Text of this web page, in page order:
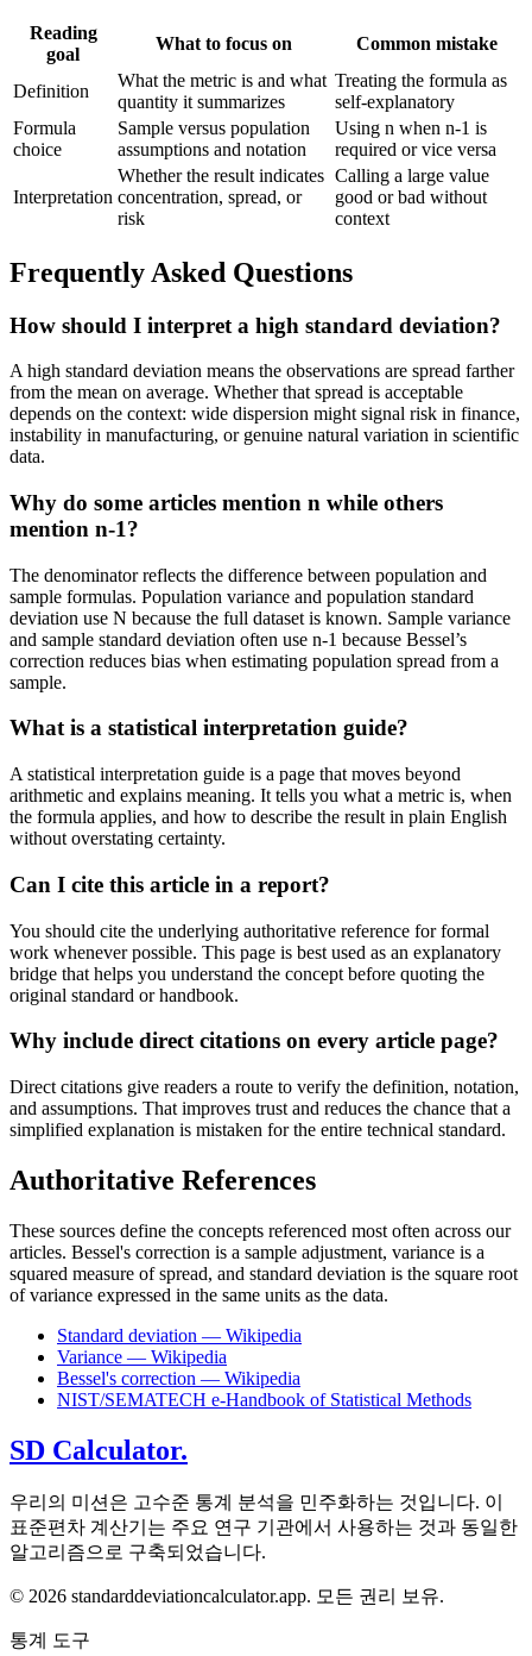
Reading
goal
What to focus on Common mistake
Definition
What the metric is and what
quantity it summarizes
Treating the formula as
self-explanatory
Formula
choice
Sample versus population
assumptions and notation
Using n when n-1 is
required or vice versa
Interpretation
Whether the result indicates
concentration, spread, or
risk
Calling a large value
good or bad without
context
Frequently Asked Questions
How should I interpret a high standard deviation?
A high standard deviation means the observations are spread farther
from the mean on average. Whether that spread is acceptable
depends on the context: wide dispersion might signal risk in finance,
instability in manufacturing, or genuine natural variation in scientific
data.
Why do some articles mention n while others
mention n-1?
The denominator reflects the difference between population and
sample formulas. Population variance and population standard
deviation use N because the full dataset is known. Sample variance
and sample standard deviation often use n-1 because Bessel’s
correction reduces bias when estimating population spread from a
sample.
What is a statistical interpretation guide?
A statistical interpretation guide is a page that moves beyond
arithmetic and explains meaning. It tells you what a metric is, when
the formula applies, and how to describe the result in plain English
without overstating certainty.
Can I cite this article in a report?
You should cite the underlying authoritative reference for formal
work whenever possible. This page is best used as an explanatory
bridge that helps you understand the concept before quoting the
original standard or handbook.
Why include direct citations on every article page?
Direct citations give readers a route to verify the definition, notation,
and assumptions. That improves trust and reduces the chance that a
simplified explanation is mistaken for the entire technical standard.
Authoritative References
These sources define the concepts referenced most often across our
articles. Bessel's correction is a sample adjustment, variance is a
squared measure of spread, and standard deviation is the square root
of variance expressed in the same units as the data.
Standard deviation — Wikipedia
Variance — Wikipedia
Bessel's correction — Wikipedia
NIST/SEMATECH e-Handbook of Statistical Methods
SD Calculator.
우리의 미션은 고수준 통계 분석을 민주화하는 것입니다. 이
표준편차 계산기는 주요 연구 기관에서 사용하는 것과 동일한
알고리즘으로 구축되었습니다.
© 2026 standarddeviationcalculator.app. 모든 권리 보유.
통계 도구